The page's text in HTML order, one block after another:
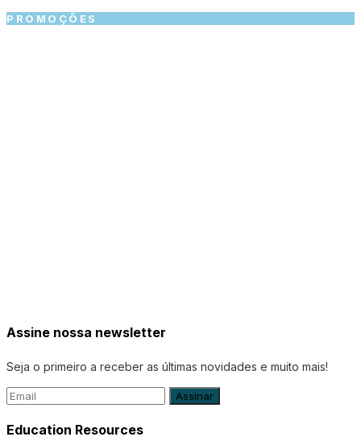
PROMOÇÕES
Assine nossa newsletter
Seja o primeiro a receber as últimas novidades e muito mais!
Education Resources